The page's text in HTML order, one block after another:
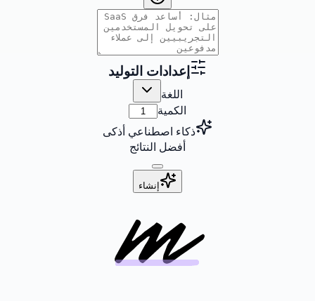
إعدادات التوليد
اللغة
الكمية
ذكاء اصطناعي أذكى
أفضل النتائج
إنشاء